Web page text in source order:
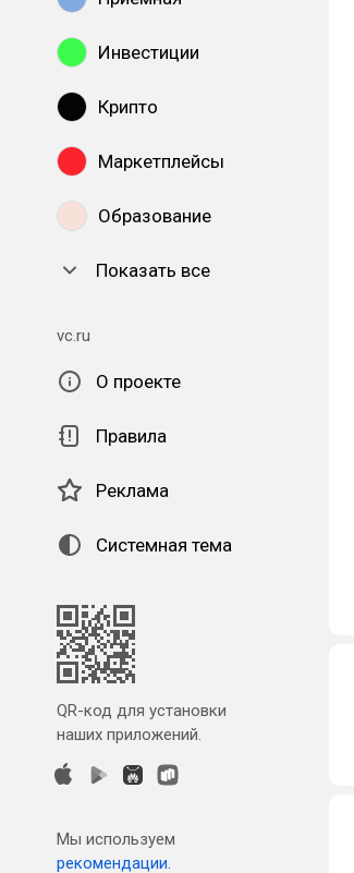
Инвестиции
Крипто
Маркетплейсы
Образование
Показать все
vc.ru
О проекте
Правила
Реклама
Системная тема
QR-код для установки
наших приложений.
Мы используем
рекомендации.